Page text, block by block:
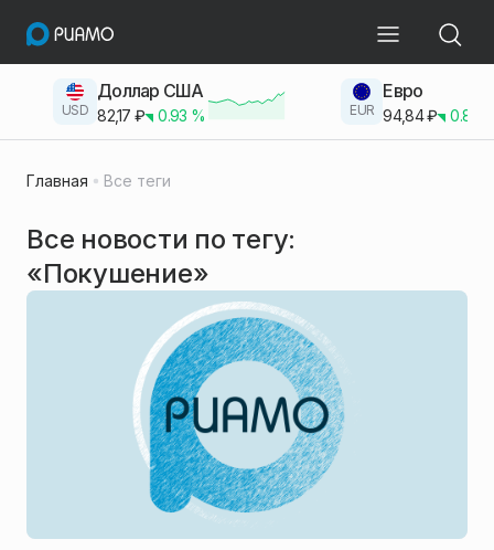
USD
Доллар США
82,17 ₽ 0.93 % EUR
Евро
94,84₽ 0.83
Главная Все теги
Все новости по тегу:
«Покушение»